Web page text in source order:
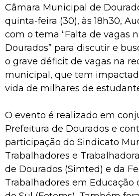
Câmara Municipal de
quinta-feira (30), às 18h30,
com o tema “Falta de vagas
Dourados” para discutir e
o grave déficit de vagas na
municipal, que tem
vida de milhares de
O evento é realizado em
Prefeitura de Dourados e
participação do Sindicato
Trabalhadores e
de Dourados (Simted) e da
Trabalhadores em Educação